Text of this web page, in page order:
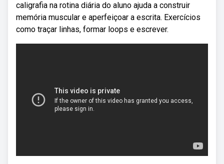
caligrafia na rotina diária do aluno ajuda a construir
memória muscular e aperfeiçoar a escrita. Exercícios
como traçar linhas, formar loops e escrever.